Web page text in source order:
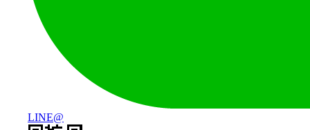
LINE@